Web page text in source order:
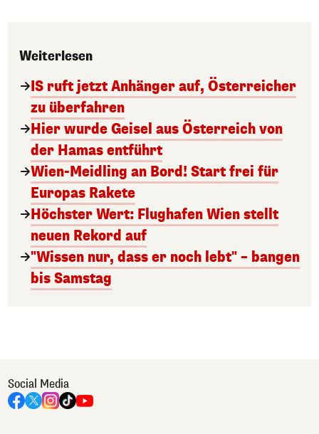
Weiterlesen
IS ruft jetzt Anhänger auf, Österreicher
zu überfahren
Hier wurde Geisel aus Österreich von
der Hamas entführt
Wien-Meidling an Bord! Start frei für
Europas Rakete
Höchster Wert: Flughafen Wien stellt
neuen Rekord auf
"Wissen nur, dass er noch lebt" – bangen
bis Samstag
Social Media